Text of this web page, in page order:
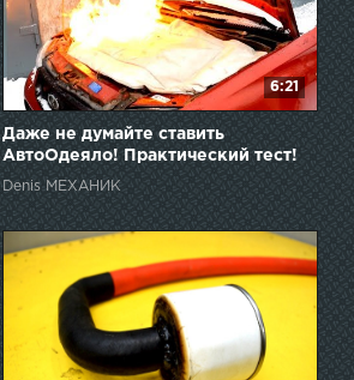
6:21
Даже не думайте ставить
АвтоОдеяло! Практический тест!
Denis МЕХАНИК